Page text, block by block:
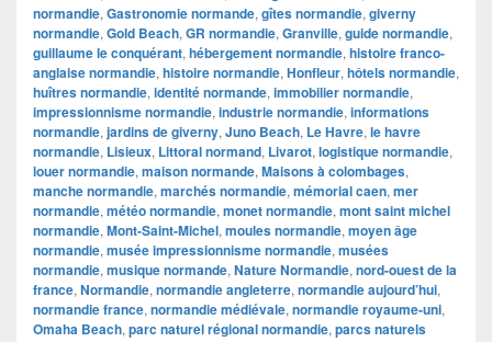
normandie, Gastronomie normande, gîtes normandie, giverny
normandie, Gold Beach, GR normandie, Granville, guide normandie,
guillaume le conquérant, hébergement normandie, histoire franco-
anglaise normandie, histoire normandie, Honfleur, hôtels normandie,
huîtres normandie, identité normande, immobilier normandie,
impressionnisme normandie, industrie normandie, informations
normandie, jardins de giverny, Juno Beach, Le Havre, le havre
normandie, Lisieux, Littoral normand, Livarot, logistique normandie,
louer normandie, maison normande, Maisons à colombages,
manche normandie, marchés normandie, mémorial caen, mer
normandie, météo normandie, monet normandie, mont saint michel
normandie, Mont-Saint-Michel, moules normandie, moyen âge
normandie, musée impressionnisme normandie, musées
normandie, musique normande, Nature Normandie, nord-ouest de la
france, Normandie, normandie angleterre, normandie aujourd’hui,
normandie france, normandie médiévale, normandie royaume-uni,
Omaha Beach, parc naturel régional normandie, parcs naturels